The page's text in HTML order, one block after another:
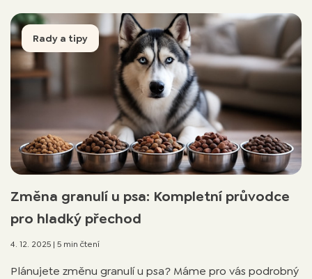
Rady a tipy
Změna granulí u psa: Kompletní průvodce
pro hladký přechod
4. 12. 2025 | 5 min čtení
Plánujete změnu granulí u psa? Máme pro vás podrobný